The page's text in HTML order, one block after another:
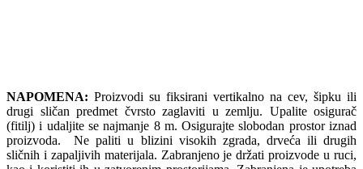
NAPOMENA: Proizvodi su fiksirani vertikalno na cev, šipku ili
drugi sličan predmet čvrsto zaglaviti u zemlju. Upalite osigurač
(fitilj) i udaljite se najmanje 8 m. Osigurajte slobodan prostor iznad
proizvoda. Ne paliti u blizini visokih zgrada, drveća ili drugih
sličnih i zapaljivih materijala. Zabranjeno je držati proizvode u ruci,